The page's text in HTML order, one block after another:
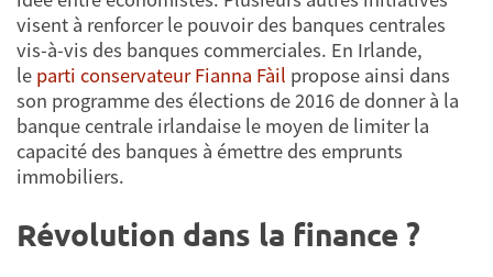
visent à renforcer le pouvoir des banques centrales
vis-à-vis des banques commerciales. En Irlande,
le parti conservateur Fianna Fàil propose ainsi dans
son programme des élections de 2016 de donner à la
banque centrale irlandaise le moyen de limiter la
capacité des banques à émettre des emprunts
immobiliers.
Révolution dans la finance ?